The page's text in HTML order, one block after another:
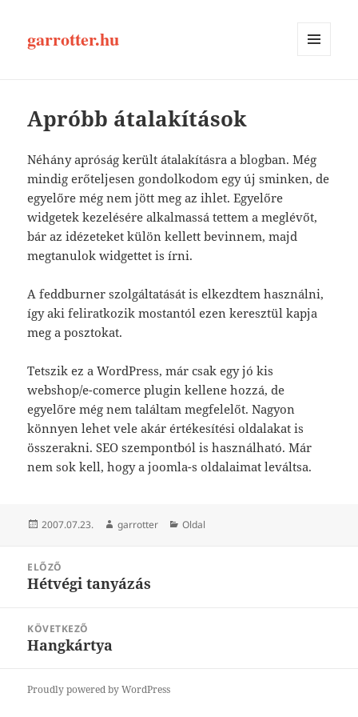
garrotter.hu
Apróbb átalakítások
Néhány apróság került átalakításra a blogban. Még
mindig erőteljesen gondolkodom egy új sminken, de
egyelőre még nem jött meg az ihlet. Egyelőre
widgetek kezelésére alkalmassá tettem a meglévőt,
bár az idézeteket külön kellett bevinnem, majd
megtanulok widgettet is írni.
A feddburner szolgáltatását is elkezdtem használni,
így aki feliratkozik mostantól ezen keresztül kapja
meg a posztokat.
Tetszik ez a WordPress, már csak egy jó kis
webshop/e-comerce plugin kellene hozzá, de
egyelőre még nem találtam megfelelőt. Nagyon
könnyen lehet vele akár értékesítési oldalakat is
összerakni. SEO szempontból is használható. Már
nem sok kell, hogy a joomla-s oldalaimat leváltsa.
Közzétéve
2007.07.23. Szerző
garrotter Kategória
Oldal
navigáció
ELŐZŐ
Korábbi
Hétvégi tanyázás
KÖVETKEZŐ
Következő
Hangkártya
Proudly powered by WordPress